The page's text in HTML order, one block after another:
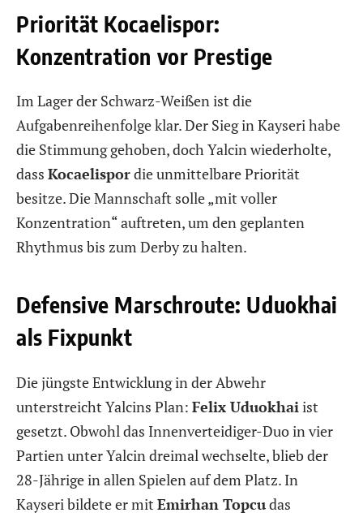
Priorität Kocaelispor:
Konzentration vor Prestige
Im Lager der Schwarz-Weißen ist die
Aufgabenreihenfolge klar. Der Sieg in Kayseri habe
die Stimmung gehoben, doch Yalcin wiederholte,
dass Kocaelispordie unmittelbare Priorität
besitze. Die Mannschaft solle „mit voller
Konzentration“ auftreten, um den geplanten
Rhythmus bis zum Derby zu halten.
Defensive Marschroute: Uduokhai
als Fixpunkt
Die jüngste Entwicklung in der Abwehr
unterstreicht Yalcins Plan: Felix Uduokhai ist
gesetzt. Obwohl das Innenverteidiger-Duo in vier
Partien unter Yalcin dreimal wechselte, blieb der
28-Jährige in allen Spielen auf dem Platz. In
Kayseri bildete er mit Emirhan Topcudas